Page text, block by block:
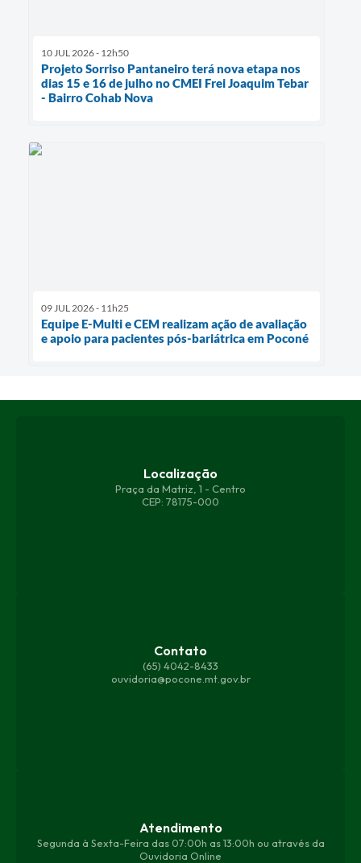
10 JUL 2026 - 12h50
Projeto Sorriso Pantaneiro terá nova etapa nos
dias 15 e 16 de julho no CMEI Frei Joaquim Tebar
- Bairro Cohab Nova
09 JUL 2026 - 11h25
Equipe E-Multi e CEM realizam ação de avaliação
e apoio para pacientes pós-bariátrica em Poconé
Localização
Praça da Matriz, 1 - Centro
CEP: 78175-000
Contato
(65) 4042-8433
ouvidoria@pocone.mt.gov.br
Atendimento
Segunda à Sexta-Feira das 07:00h as 13:00h ou através da
Ouvidoria Online